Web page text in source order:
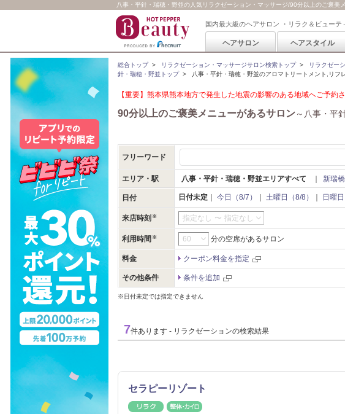
八事・平針・瑞穂・野並の人気リラクゼーション・マッサージ/90分以上のご褒美
国内最大級のヘアサロン ・リラク＆ビューテ
ヘアサロン ヘアスタイル
総合トップ> リラクゼーション・マッサージサロン検索トップ> リラクゼー
針・瑞穂・野並トップ> 八事・平針・瑞穂・野並のアロマトリートメント,リ
【重要】熊本県熊本地方で発生した地震の影響のある地域へご予約
90分以上のご褒美メニューがあるサロン～八事・平
フリーワード
エリア・駅 八事・平針・瑞穂・野並エリアすべて 新瑞
日付 日付未定 今日（8/7） 土曜日（8/8） 日曜日
来店時刻 指定なし 〜 指定なし
利用時間 分の空席があるサロン
料金 クーポン料金を指定
その他条件 条件を追加
※日付未定では指定できません
7件あります - リラクゼーションの検索結果
セラピーリゾート
リラク